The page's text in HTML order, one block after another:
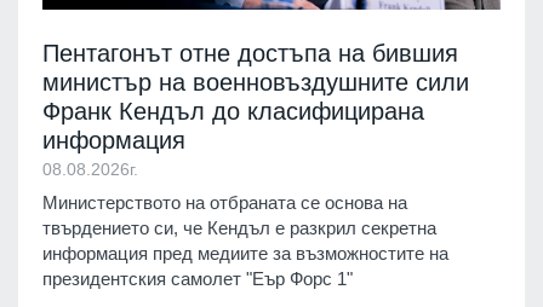
Пентагонът отне достъпа на бившия
министър на военновъздушните сили
Франк Кендъл до класифицирана
информация
08.08.2026г.
Министерството на отбраната се основа на
твърдението си, че Кендъл е разкрил секретна
информация пред медиите за възможностите на
президентския самолет "Еър Форс 1"